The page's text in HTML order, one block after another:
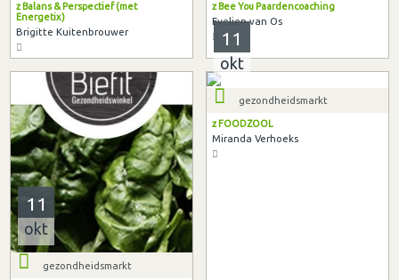
z Balans & Perspectief (met
Energetix)
Brigitte Kuitenbrouwer
z Bee You Paardencoaching
Evelien van Os
11
okt
gezondheidsmarkt
11
okt
gezondheidsmarkt
z FOODZOOL
Miranda Verhoeks